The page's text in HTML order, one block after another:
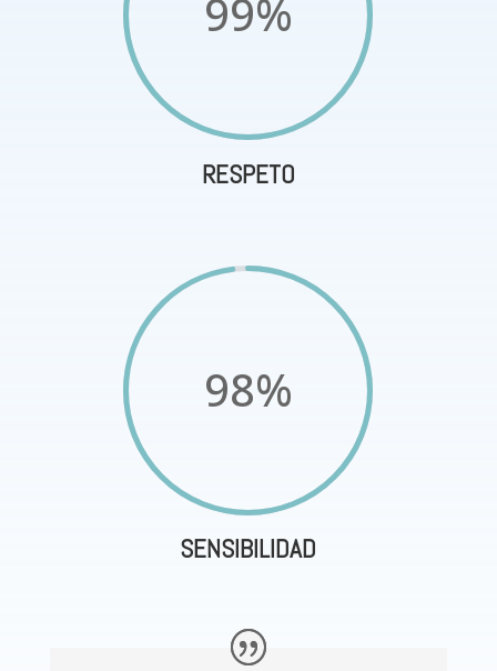
99%
RESPETO
98%
SENSIBILIDAD